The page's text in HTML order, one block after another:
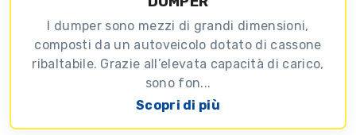
I dumper sono mezzi di grandi dimensioni,
composti da un autoveicolo dotato di cassone
ribaltabile. Grazie all’elevata capacità di carico,
sono fon...
Scopri di più